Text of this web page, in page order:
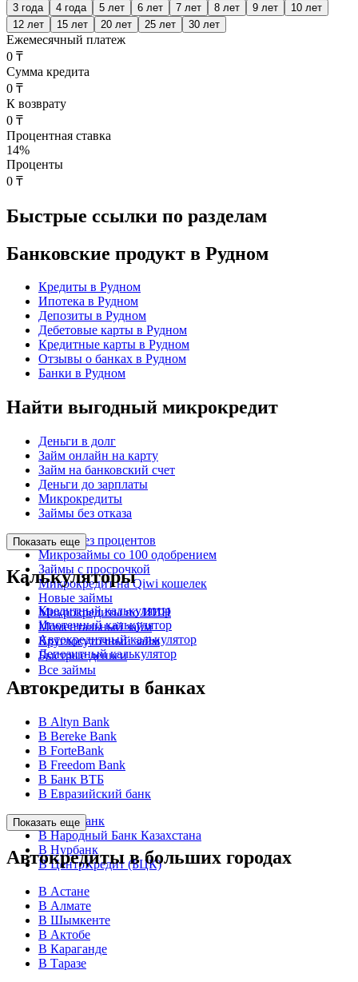
3 года
4 года 5 лет 6 лет 7 лет 8 лет 9 лет
10 лет
12 лет
15 лет 20 лет 25 лет 30 лет
Ежемесячный платеж
0 ₸
Сумма кредита
0 ₸
К возврату
0 ₸
Процентная ставка
14%
Проценты
0 ₸
Быстрые ссылки по разделам
Банковские продукт в Рудном
Кредиты в Рудном
Ипотека в Рудном
Депозиты в Рудном
Дебетовые карты в Рудном
Кредитные карты в Рудном
Отзывы о банках в Рудном
Банки в Рудном
Найти выгодный микрокредит
Деньги в долг
Займ онлайн на карту
Займ на банковский счет
Деньги до зарплаты
Микрокредиты
Займы без отказа
Займы без процентов
Микрозаймы со 100 одобрением
Займы с просрочкой
Микрокредит на Qiwi кошелек
Новые займы
Микрокредиты по ИИН
Моментальный займ
Круглосуточный займ
Быстрые деньги
Все займы
Показать еще
Калькуляторы
Кредитный калькулятор
Ипотечный калькулятор
Автокредитный калькулятор
Депозитный калькулятор
Автокредиты в банках
В Altyn Bank
В Bereke Bank
В ForteBank
В Freedom Bank
В Банк ВТБ
В Евразийский банк
В КЗИ Банк
В Народный Банк Казахстана
В Нурбанк
В ЦентрКредит (БЦК)
Показать еще
Автокредиты в больших городах
В Астане
В Алмате
В Шымкенте
В Актобе
В Караганде
В Таразе